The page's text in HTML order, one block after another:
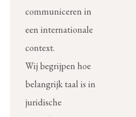
communiceren in
een internationale
context.
Wij begrijpen hoe
belangrijk taal is in
juridische